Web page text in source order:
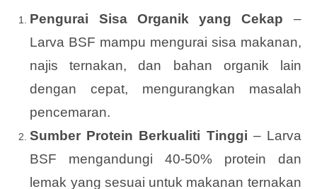
Pengurai Sisa Organik yang Cekap –
Larva BSF mampu mengurai sisa makanan,
najis ternakan, dan bahan organik lain
dengan cepat, mengurangkan masalah
pencemaran.
Sumber Protein Berkualiti Tinggi – Larva
BSF mengandungi 40-50% protein dan
lemak yang sesuai untuk makanan ternakan